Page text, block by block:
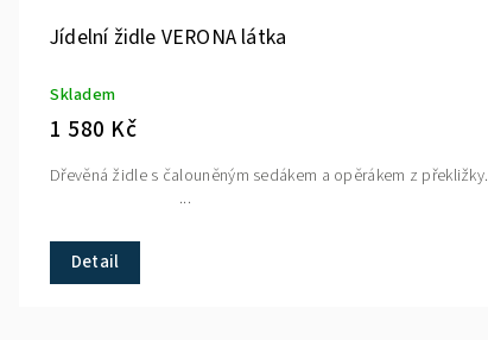
Jídelní židle VERONA látka
Skladem
1 580 Kč
Detail
Dřevěná židle s čalouněným sedákem a opěrákem z překližky.
...